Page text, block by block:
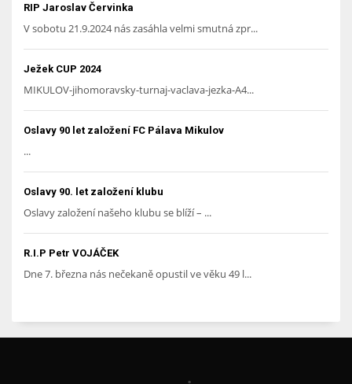
RIP Jaroslav Červinka
V sobotu 21.9.2024 nás zasáhla velmi smutná zpr...
Ježek CUP 2024
MIKULOV-jihomoravsky-turnaj-vaclava-jezka-A4...
Oslavy 90 let založení FC Pálava Mikulov
...
Oslavy 90. let založení klubu
Oslavy založení našeho klubu se blíží – ...
R.I.P Petr VOJÁČEK
Dne 7. března nás nečekaně opustil ve věku 49 l...